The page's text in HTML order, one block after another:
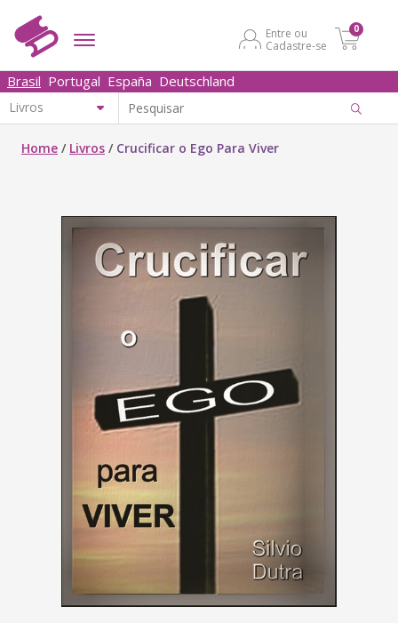
Entre ou
Cadastre-se
0
Brasil Portugal España Deutschland
Home / Livros / Crucificar o Ego Para Viver